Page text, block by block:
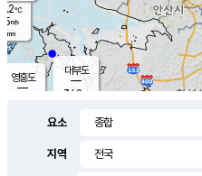
℃
m/s
mm
영흥도
대부도
34.8
요소
지역